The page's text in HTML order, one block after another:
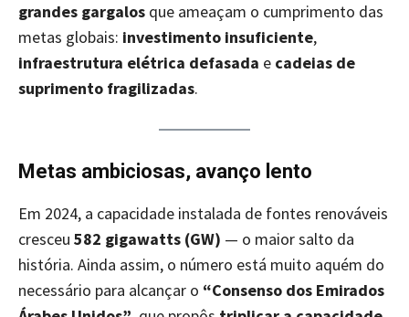
grandes gargalos que ameaçam o cumprimento das
metas globais: investimento insuficiente,
infraestrutura elétrica defasada e cadeias de
suprimento fragilizadas.
Metas ambiciosas, avanço lento
Em 2024, a capacidade instalada de fontes renováveis
cresceu 582 gigawatts (GW) — o maior salto da
história. Ainda assim, o número está muito aquém do
necessário para alcançar o “Consenso dos Emirados